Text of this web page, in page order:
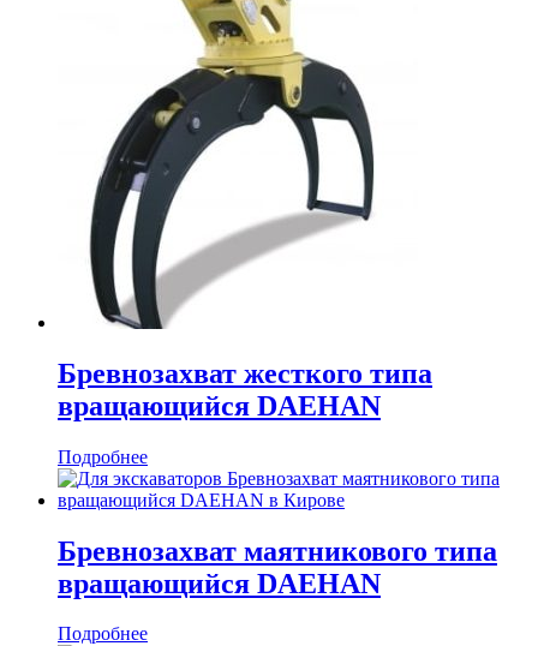
Бревнозахват жесткого типа
вращающийся DAEHAN
Подробнее
Бревнозахват маятникового типа
вращающийся DAEHAN
Подробнее